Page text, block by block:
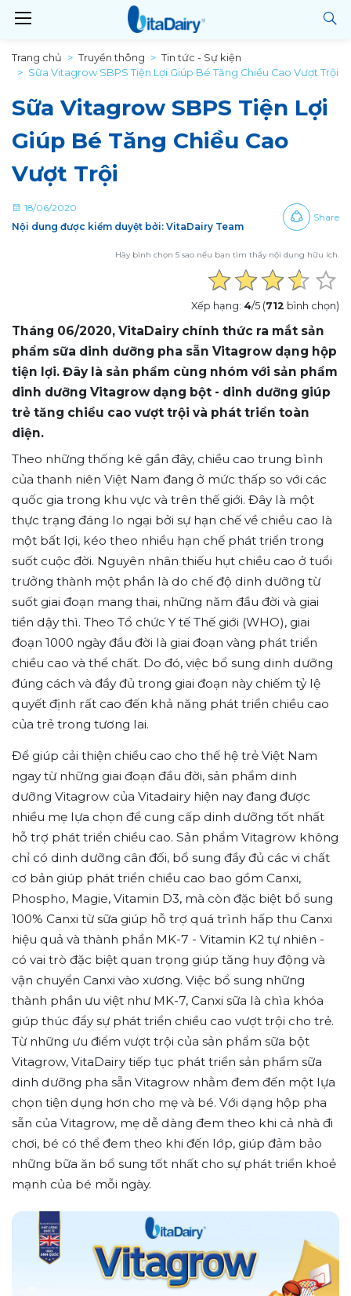
Trang chủ Truyền thông
Tin tức - Sự kiện
Sữa Vitagrow SBPS Tiện Lợi Giúp Bé Tăng Chiều Cao Vượt Trội
Sữa Vitagrow SBPS Tiện Lợi
Giúp Bé Tăng Chiều Cao
Vượt Trội
18/06/2020
Nội dung được kiểm duyệt bởi: VitaDairy Team
Share
Hãy bình chọn 5 sao nếu bạn tìm thấy nội dung hữu ích.
Xếp hạng: 4/5 (712 bình chọn)
Tháng 06/2020, VitaDairy chính thức ra mắt sản
phẩm sữa dinh dưỡng pha sẵn Vitagrow dạng hộp
tiện lợi. Đây là sản phẩm cùng nhóm với sản phẩm
dinh dưỡng Vitagrow dạng bột - dinh dưỡng giúp
trẻ tăng chiều cao vượt trội và phát triển toàn
diện.
Theo những thống kê gần đây, chiều cao trung bình
của thanh niên Việt Nam đang ở mức thấp so với các
quốc gia trong khu vực và trên thế giới. Đây là một
thực trạng đáng lo ngại bởi sự hạn chế về chiều cao là
một bất lợi, kéo theo nhiều hạn chế phát triển trong
suốt cuộc đời. Nguyên nhân thiếu hụt chiều cao ở tuổi
trưởng thành một phần là do chế độ dinh dưỡng từ
suốt giai đoạn mang thai, những năm đầu đời và giai
tiền dậy thì. Theo Tổ chức Y tế Thế giới (WHO), giai
đoạn 1000 ngày đầu đời là giai đoạn vàng phát triển
chiều cao và thể chất. Do đó, việc bổ sung dinh dưỡng
đúng cách và đầy đủ trong giai đoạn này chiếm tỷ lệ
quyết định rất cao đến khả năng phát triển chiều cao
của trẻ trong tương lai.
Để giúp cải thiện chiều cao cho thế hệ trẻ Việt Nam
ngay từ những giai đoạn đầu đời, sản phẩm dinh
dưỡng Vitagrow của Vitadairy hiện nay đang được
nhiều mẹ lựa chọn để cung cấp dinh dưỡng tốt nhất
hỗ trợ phát triển chiều cao. Sản phẩm Vitagrow không
chỉ có dinh dưỡng cân đối, bổ sung đầy đủ các vi chất
cơ bản giúp phát triển chiều cao bao gồm Canxi,
Phospho, Magie, Vitamin D3, mà còn đặc biệt bổ sung
100% Canxi từ sữa giúp hỗ trợ quá trình hấp thu Canxi
hiệu quả và thành phần MK-7 - Vitamin K2 tự nhiên -
có vai trò đặc biệt quan trọng giúp tăng huy động và
vận chuyển Canxi vào xương. Việc bổ sung những
thành phần ưu việt như MK-7, Canxi sữa là chìa khóa
giúp thúc đẩy sự phát triển chiều cao vượt trội cho trẻ.
Từ những ưu điểm vượt trội của sản phẩm sữa bột
Vitagrow, VitaDairy tiếp tục phát triển sản phẩm sữa
dinh dưỡng pha sẵn Vitagrow nhằm đem đến một lựa
chọn tiện dụng hơn cho mẹ và bé. Với dạng hộp pha
sẵn của Vitagrow, mẹ dễ dàng đem theo khi cả nhà đi
chơi, bé có thể đem theo khi đến lớp, giúp đảm bảo
những bữa ăn bổ sung tốt nhất cho sự phát triển khoẻ
mạnh của bé mỗi ngày.